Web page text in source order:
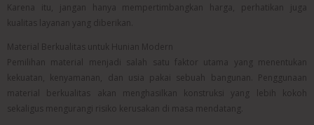
Karena itu, jangan hanya mempertimbangkan harga, perhatikan juga
kualitas layanan yang diberikan.
Material Berkualitas untuk Hunian Modern
Pemilihan material menjadi salah satu faktor utama yang menentukan
kekuatan, kenyamanan, dan usia pakai sebuah bangunan. Penggunaan
material berkualitas akan menghasilkan konstruksi yang lebih kokoh
sekaligus mengurangi risiko kerusakan di masa mendatang.